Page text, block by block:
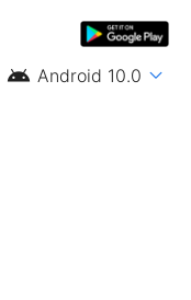
android Android 10.0 expand_more